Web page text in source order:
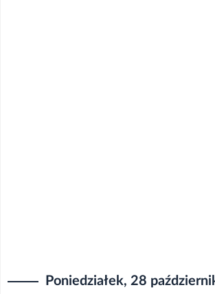
Poniedziałek, 28